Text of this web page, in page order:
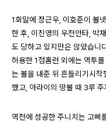
1회말에 정근우, 이호준이 볼
한 후, 이진영의 우전안타, 박
도 당하고 있지만은 않았습니
허용한 1점홈런 외에는 역투
는 볼을 내준 뒤 흔들리기시
했고, 아라이의 땅볼 때 3루
역전에 성공한 주니치는 고삐